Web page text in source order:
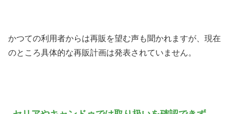
かつての利用者からは再販を望む声も聞かれますが、現在
のところ具体的な再販計画は発表されていません。